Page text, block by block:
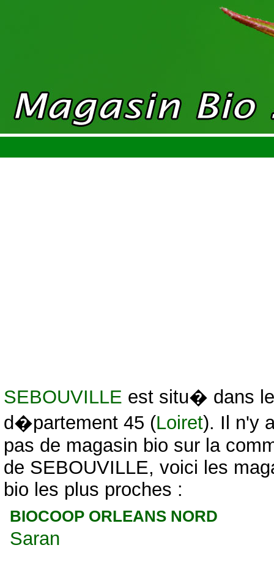
SEBOUVILLE est situ� dans le
d�partement 45 (Loiret). Il n'y
pas de magasin bio sur la
de SEBOUVILLE, voici les
bio les plus proches :
BIOCOOP ORLEANS NORD
Saran